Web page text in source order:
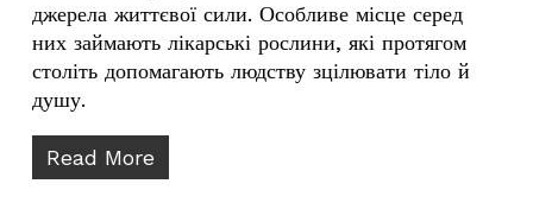
джерела життєвої сили. Особливе місце серед
них займають лікарські рослини, які протягом
століть допомагають людству зцілювати тіло й
душу.
Read More